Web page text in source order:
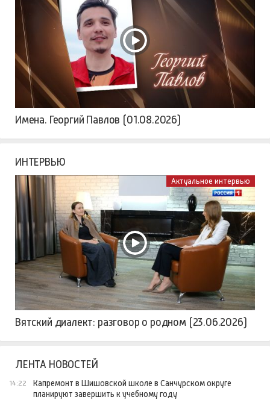
Имена. Георгий Павлов (01.08.2026)
ИНТЕРВЬЮ
Актуальное интервью
Вятский диалект: разговор о родном (23.06.2026)
ЛЕНТА НОВОСТЕЙ
14:22
Капремонт в Шишовской школе в Санчурском округе
планируют завершить к учебному году